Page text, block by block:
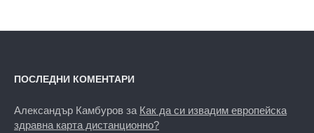
ПОСЛЕДНИ КОМЕНТАРИ
Александър Камбуров за Как да си извадим европейска
здравна карта дистанционно?